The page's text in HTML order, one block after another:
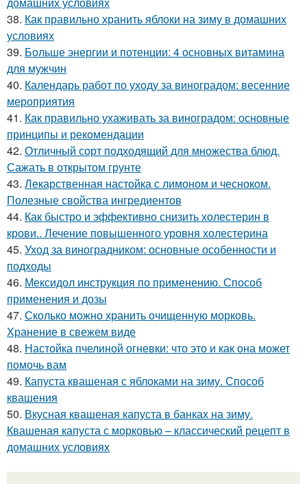
38. Как правильно хранить яблоки на зиму в домашних
условиях
39. Больше энергии и потенции: 4 основных витамина
для мужчин
40. Календарь работ по уходу за виноградом: весенние
мероприятия
41. Как правильно ухаживать за виноградом: основные
принципы и рекомендации
42. Отличный сорт подходящий для множества блюд.
Сажать в открытом грунте
43. Лекарственная настойка с лимоном и чесноком.
Полезные свойства ингредиентов
44. Как быстро и эффективно снизить холестерин в
крови.. Лечение повышенного уровня холестерина
45. Уход за виноградником: основные особенности и
подходы
46. Мексидол инструкция по применению. Способ
применения и дозы
47. Сколько можно хранить очищенную морковь.
Хранение в свежем виде
48. Настойка пчелиной огневки: что это и как она может
помочь вам
49. Капуста квашеная с яблоками на зиму. Способ
квашения
50. Вкусная квашеная капуста в банках на зиму.
Квашеная капуста с морковью – классический рецепт в
домашних условиях